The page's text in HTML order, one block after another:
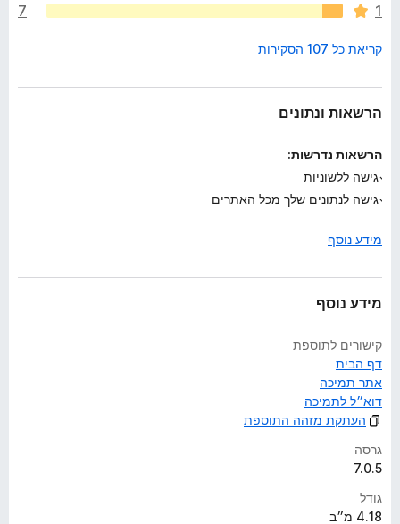
ג
ם
ד
י
1
7
קריאת כל 107 הסקירות
הרשאות ונתונים
הרשאות נדרשות:
גישה ללשוניות
גישה לנתונים שלך מכל האתרים
מידע נוסף
מידע נוסף
קישורים לתוספת
דף הבית
אתר תמיכה
דוא״ל לתמיכה
העתקת מזהה התוספת
גרסה
7.0.5
גודל
4.18 מ״ב